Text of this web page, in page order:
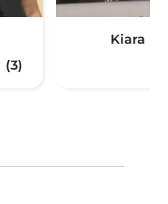
(3)
Kiara